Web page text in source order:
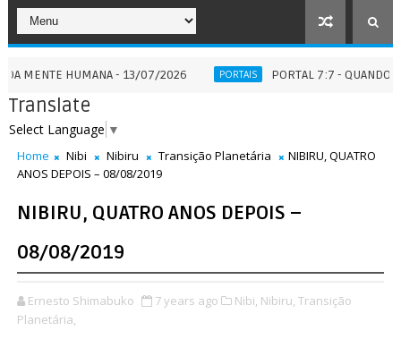
HUMANA - 13/07/2026 PORTAIS PORTAL 7:7 - QUANDO A
Translate
Select Language ▼
Home Nibi Nibiru Transição Planetária
NIBIRU, QUATRO
ANOS DEPOIS – 08/08/2019
NIBIRU, QUATRO ANOS DEPOIS –
08/08/2019
Ernesto Shimabuko 7 years ago Nibi, Nibiru, Transição
Planetária,